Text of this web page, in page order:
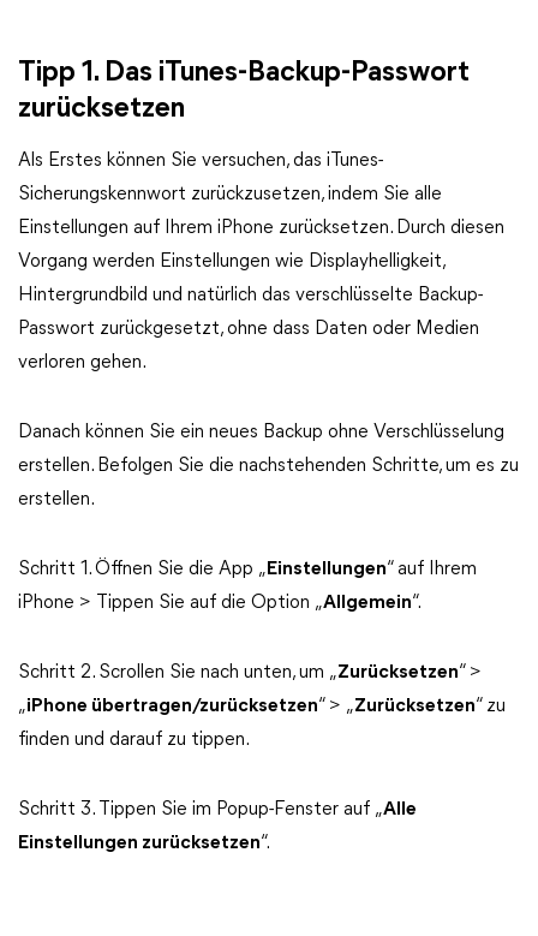
Tipp 1. Das iTunes-Backup-Passwort
zurücksetzen
Als Erstes können Sie versuchen, das iTunes-
Sicherungskennwort zurückzusetzen, indem Sie alle
Einstellungen auf Ihrem iPhone zurücksetzen. Durch diesen
Vorgang werden Einstellungen wie Displayhelligkeit,
Hintergrundbild und natürlich das verschlüsselte Backup-
Passwort zurückgesetzt, ohne dass Daten oder Medien
verloren gehen.
Danach können Sie ein neues Backup ohne Verschlüsselung
erstellen. Befolgen Sie die nachstehenden Schritte, um es zu
erstellen.
Schritt 1. Öffnen Sie die App „ Einstellungen“ auf Ihrem
iPhone > Tippen Sie auf die Option „Allgemein“.
Schritt 2. Scrollen Sie nach unten, um „Zurücksetzen“ >
„iPhone übertragen/zurücksetzen“ > „Zurücksetzen“ zu
finden und darauf zu tippen.
Schritt 3. Tippen Sie im Popup-Fenster auf „Alle
Einstellungen zurücksetzen“.